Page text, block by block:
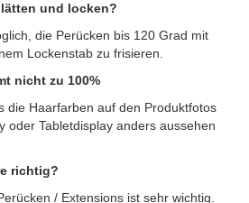
und locken?
die Perücken bis 120 Grad mit
Lockenstab zu frisieren.
nicht zu 100%
die Haarfarben auf den Produktfotos
oder Tabletdisplay anders aussehen
richtig?
/ Extensions ist sehr wichtig.